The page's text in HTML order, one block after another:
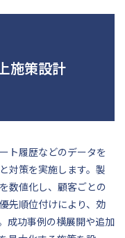
施策設計
ト履歴などのデータを
対策を実施します。製
数値化し、顧客ごとの
先順位付けにより、効
成功事例の横展開や追加